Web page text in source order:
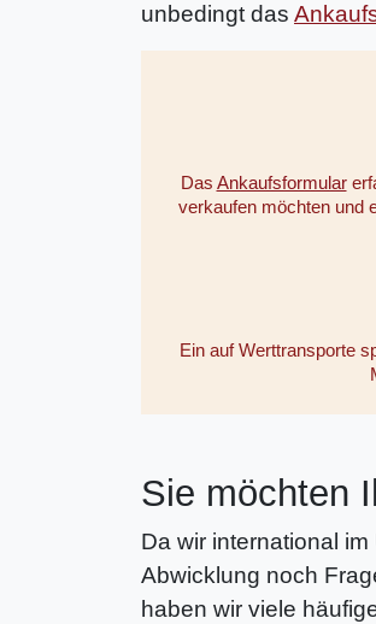
unbedingt das
Das Ankaufsformular
verkaufen möchten und
Ein auf Werttransporte
Sie möchten
Da wir international
Abwicklung noch
haben wir viele